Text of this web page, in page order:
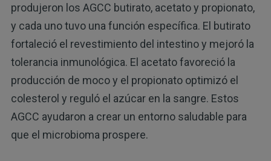
produjeron los AGCC butirato, acetato y propionato,
y cada uno tuvo una función específica. El butirato
fortaleció el revestimiento del intestino y mejoró la
tolerancia inmunológica. El acetato favoreció la
producción de moco y el propionato optimizó el
colesterol y reguló el azúcar en la sangre. Estos
AGCC ayudaron a crear un entorno saludable para
que el microbioma prospere.